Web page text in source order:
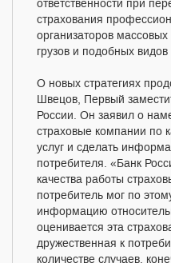
ответственности при
страхования
организаторов
грузов и подобных
О новых стратегиях
Швецов, Первый
России. Он заявил о
страховые компании по
услуг и сделать
потребителя. «Банк
качества работы
потребитель мог по
информацию
оценивается эта
дружественная к
количестве случаев,